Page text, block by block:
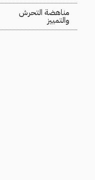
مناهضة التحرش
والتمييز